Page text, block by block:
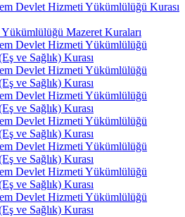
Devlet Hizmeti Yükümlülüğü Kurası
Mazeret Kuraları
Devlet Hizmeti Yükümlülüğü
ve Sağlık) Kurası
Devlet Hizmeti Yükümlülüğü
ve Sağlık) Kurası
Devlet Hizmeti Yükümlülüğü
ve Sağlık) Kurası
Devlet Hizmeti Yükümlülüğü
ve Sağlık) Kurası
Devlet Hizmeti Yükümlülüğü
ve Sağlık) Kurası
Devlet Hizmeti Yükümlülüğü
ve Sağlık) Kurası
Devlet Hizmeti Yükümlülüğü
ve Sağlık) Kurası